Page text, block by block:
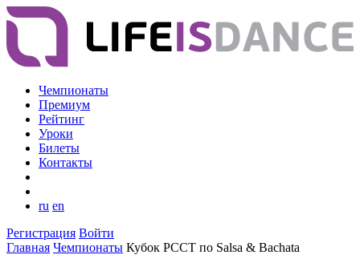
Чемпионаты
Премиум
Рейтинг
Уроки
Билеты
Контакты
ru en
Регистрация Войти
Главная Чемпионаты Кубок РССТ по Salsa & Bachata